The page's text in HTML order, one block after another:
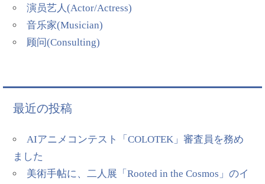
演员艺人(Actor/Actress)
音乐家(Musician)
顾问(Consulting)
最近の投稿
AIアニメコンテスト「COLOTEK」審査員を務め
ました
美術手帖に、二人展「Rooted in the Cosmos」のイ